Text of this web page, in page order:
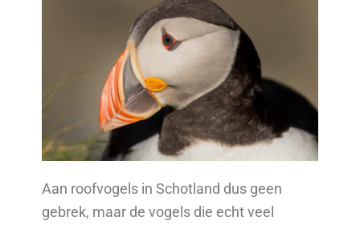
Aan roofvogels in Schotland dus geen
gebrek, maar de vogels die echt veel